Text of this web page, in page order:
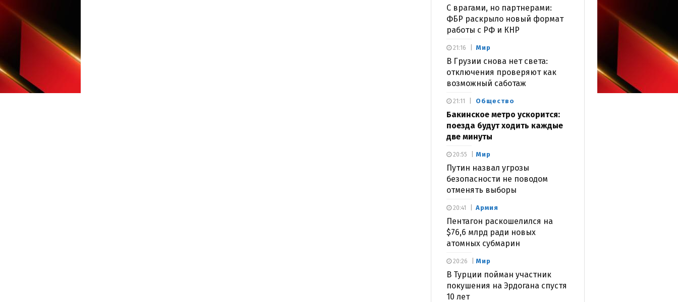
С врагами, но партнерами:
ФБР раскрыло новый формат
работы с РФ и КНР
Мир
В Грузии снова нет света:
отключения проверяют как
возможный саботаж
21:16
Общество
Бакинское метро ускорится:
поезда будут ходить каждые
две минуты
21:11
Мир
Путин назвал угрозы
безопасности не поводом
отменять выборы
20:55
Армия
Пентагон раскошелился на
$76,6 млрд ради новых
атомных субмарин
20:41
Мир
В Турции пойман участник
покушения на Эрдогана спустя
10 лет
20:26